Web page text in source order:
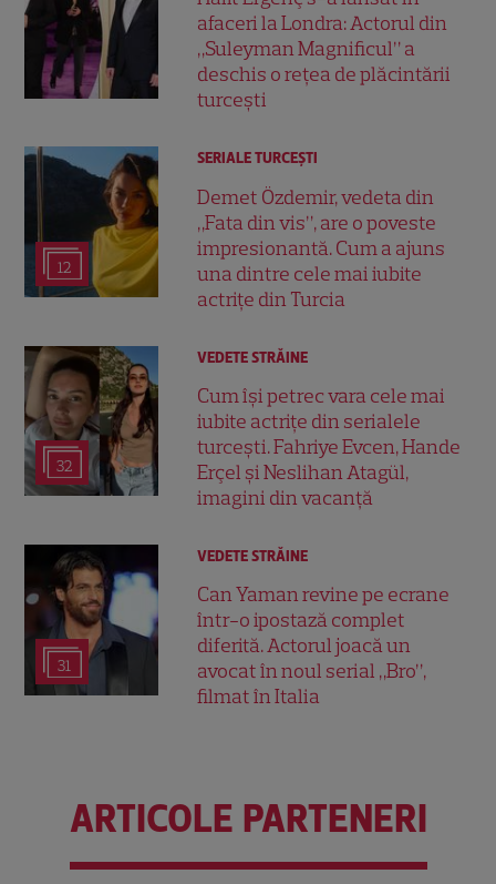
afaceri la Londra: Actorul din
„Suleyman Magnificul” a
deschis o rețea de plăcintării
turcești
12
SERIALE TURCEŞTI
Demet Özdemir, vedeta din
„Fata din vis”, are o poveste
impresionantă. Cum a ajuns
una dintre cele mai iubite
actrițe din Turcia
32
VEDETE STRĂINE
Cum își petrec vara cele mai
iubite actrițe din serialele
turcești. Fahriye Evcen, Hande
Erçel și Neslihan Atagül,
imagini din vacanță
31
VEDETE STRĂINE
Can Yaman revine pe ecrane
într-o ipostază complet
diferită. Actorul joacă un
avocat în noul serial „Bro”,
filmat în Italia
ARTICOLE PARTENERI